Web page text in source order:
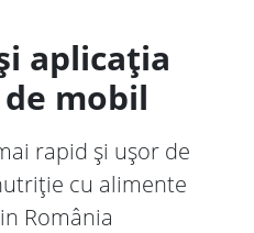
aplicația
mobil
rapid și ușor de
cu alimente
România